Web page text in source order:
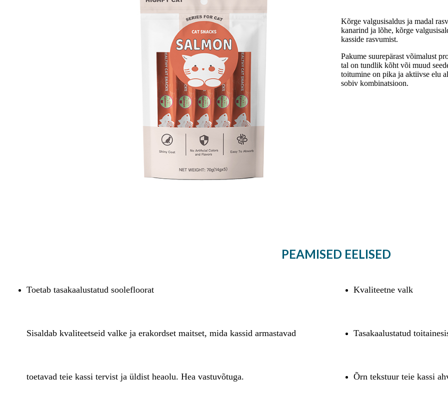
Kõrge valgusisaldus ja madal
kanarind ja lõhe, kõrge
kasside rasvumist.
Pakume suurepärast võimalust
tal on tundlik kõht või muud
toitumine on pika ja aktiivse elu
sobiv kombinatsioon.
PEAMISED EELISED
Toetab tasakaalustatud soolefloorat
Sisaldab kvaliteetseid valke ja erakordset maitset, mida kassid armastavad
toetavad teie kassi tervist ja üldist heaolu. Hea vastuvõtuga.
Kvaliteetne valk
Tasakaalustatud
Õrn tekstuur teie kassi